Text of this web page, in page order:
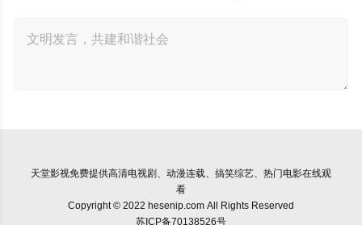
天堂影视免费提供高清电视剧、动漫连载、搞笑综艺、热门电影在线观
看
Copyright © 2022 hesenip.com All Rights Reserved
苏ICP备70138526号